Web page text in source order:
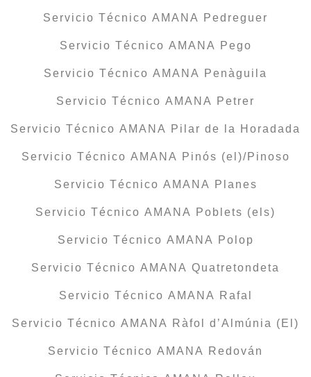
Servicio Técnico AMANA Pedreguer
Servicio Técnico AMANA Pego
Servicio Técnico AMANA Penàguila
Servicio Técnico AMANA Petrer
Servicio Técnico AMANA Pilar de la Horadada
Servicio Técnico AMANA Pinós (el)/Pinoso
Servicio Técnico AMANA Planes
Servicio Técnico AMANA Poblets (els)
Servicio Técnico AMANA Polop
Servicio Técnico AMANA Quatretondeta
Servicio Técnico AMANA Rafal
Servicio Técnico AMANA Ràfol d’Almúnia (El)
Servicio Técnico AMANA Redován